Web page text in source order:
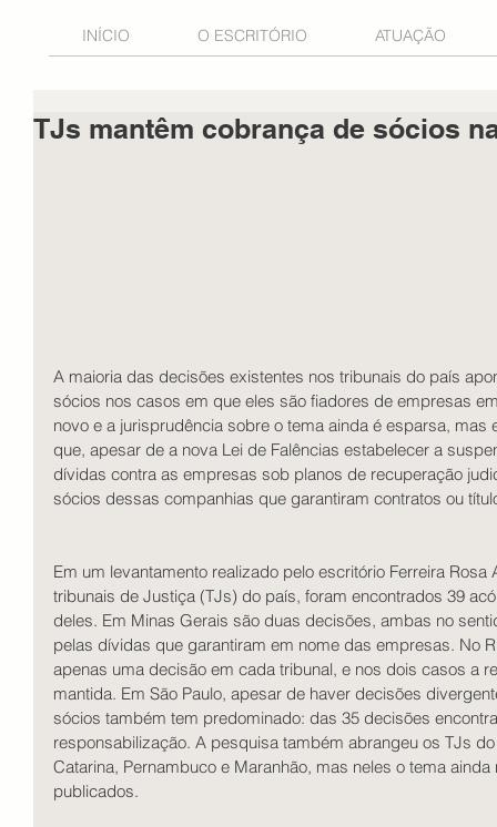
INÍCIO O ESCRITÓRIO ATUAÇÃO
TJs mantêm cobrança de sócios
A maioria das decisões existentes nos tribunais do país
sócios nos casos em que eles são fiadores de empresas
novo e a jurisprudência sobre o tema ainda é esparsa,
que, apesar de a nova Lei de Falências estabelecer a
dívidas contra as empresas sob planos de recuperação
sócios dessas companhias que garantiram contratos ou
Em um levantamento realizado pelo escritório Ferreira
tribunais de Justiça (TJs) do país, foram encontrados 39
deles. Em Minas Gerais são duas decisões, ambas no
pelas dívidas que garantiram em nome das empresas. No
apenas uma decisão em cada tribunal, e nos dois casos a
mantida. Em São Paulo, apesar de haver decisões
sócios também tem predominado: das 35 decisões
responsabilização. A pesquisa também abrangeu os TJs
Catarina, Pernambuco e Maranhão, mas neles o tema
publicados.